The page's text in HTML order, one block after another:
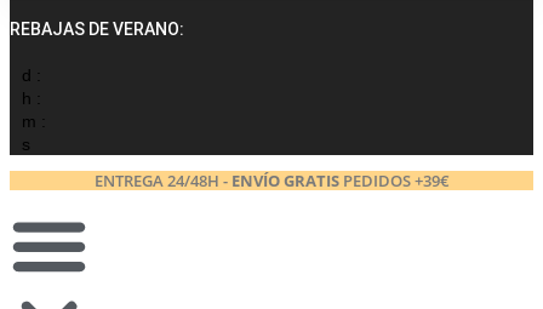
REBAJAS DE VERANO:
d :
h :
m :
s
ENTREGA 24/48H - ENVÍO GRATISPEDIDOS +39€